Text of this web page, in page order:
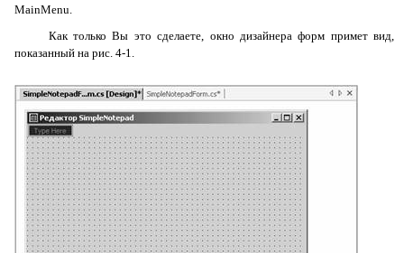
MainMenu
Как только Вы это сделаете, окно дизайнера форм примет вид,
показанный на рис. 4-1.